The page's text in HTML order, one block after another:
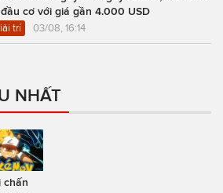
cơ với giá gần 4.000 USD
trí 03/08, 16:14
NHẤT
chấn